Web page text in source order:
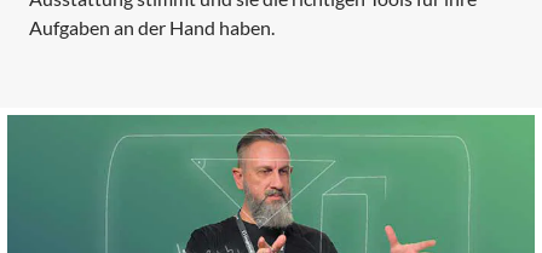
Aufgaben an der Hand haben.